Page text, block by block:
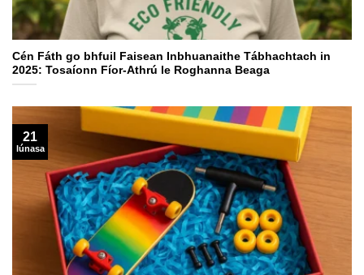
Cén Fáth go bhfuil Faisean Inbhuanaithe Tábhachtach in
2025: Tosaíonn Fíor-Athrú le Roghanna Beaga
21
lúnasa